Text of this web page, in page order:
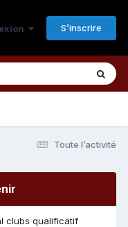
S’inscrire
Toute l’activité
clubs qualificatif